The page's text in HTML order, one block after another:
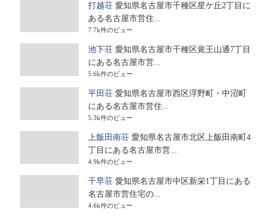
打越荘 愛知県名古屋市千種区星ケ丘2丁目に
ある名古屋市営住...
7.7k件のビュー
池下荘 愛知県名古屋市千種区覚王山通7丁目
にある名古屋市営...
5.6k件のビュー
平田荘 愛知県名古屋市西区浮野町・中沼町
にある名古屋市営住...
5.3k件のビュー
上飯田南荘 愛知県名古屋市北区上飯田南町4
丁目にある名古屋市営...
4.9k件のビュー
千早荘 愛知県名古屋市中区新栄1丁目にある
名古屋市営住宅の...
4.6k件のビュー